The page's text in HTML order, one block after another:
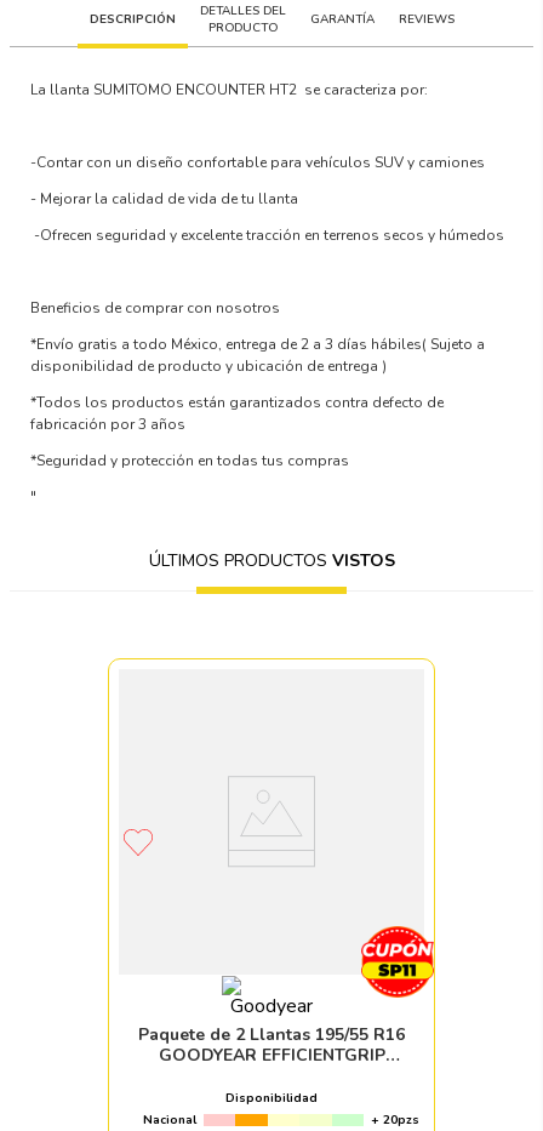
DESCRIPCIÓN
DETALLES DEL
PRODUCTO
GARANTÍA REVIEWS
La llantaSUMITOMO ENCOUNTER HT2 se caracteriza por:
-Contar con un diseño confortable para vehículos SUV y camiones
- Mejorar la calidad de vida de tu llanta
-Ofrecen seguridad y excelente tracción en terrenos secos y húmedos
Beneficios de comprar con nosotros
*Envío gratis a todo México, entrega de 2 a 3 días hábiles( Sujeto a
disponibilidad de producto y ubicación de entrega )
*Todos los productos están garantizados contra defecto de
fabricación por 3 años
*Seguridad y protección en todas tus compras
"
ÚLTIMOS PRODUCTOS VISTOS
Paquete de 2 Llantas 195/55 R16
GOODYEAR EFFICIENTGRIP
Disponibilidad
Nacional
+ 20pzs